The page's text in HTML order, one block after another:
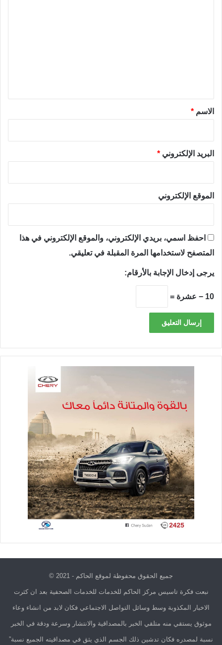
*الاسم *
البريد الإلكتروني *
الموقع الإلكتروني
احفظ اسمي، بريدي الإلكتروني، والموقع الإلكتروني في هذا
المتصفح لاستخدامها المرة المقبلة في تعليقي.
يرجى إدخال الإجابة بالأرقام:
10 − عشرة =
جميع الحقوق محفوظة لموقع الحاكم - 2021 ©
نبعت فكرة تاسيس مركز الحاكم للخدمات للخدمات الصحفية بعد ان كثرت
الاخبار المكذوبة وسط وسائل التواصل الاجتماعي فكان لابد من انشاء وعاء
موثوق يستقي منه متلقي الخبر بالمصداقية والانتشار وسرعة ودقة في الخبر
نسبة لمصدره فكان تدشين ذلك الجسم الذي يثق في مصداقيته الجميع نسبة”